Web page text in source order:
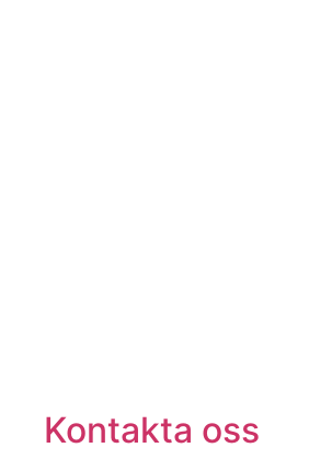
Kontakta oss